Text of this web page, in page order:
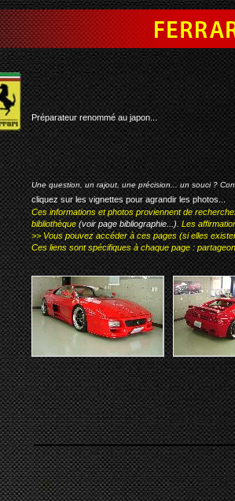
Préparateur renommé au japon...
Une question, un rajout, une précision... un souci ?
cliquez sur les vignettes pour agrandir les photos...
Ces informations et photos proviennent de
bibliothèque(voir page bibliographie...). Les
>> Vous pouvez accéder à ces pages (si elles
Ces liens sont spécifiques à chaque page :